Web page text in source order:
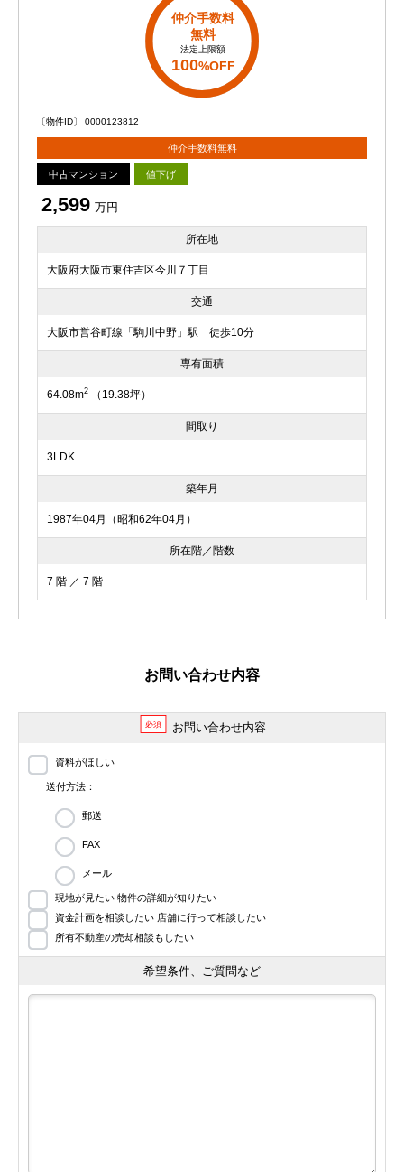
仲介手数料
無料
法定上限額
100%OFF
〔物件ID〕 0000123812
仲介手数料無料
中古マンション 値下げ
2,599 万円
所在地
大阪府大阪市東住吉区今川７丁目
交通
大阪市営谷町線「駒川中野」駅 徒歩10分
専有面積
64.08m2 （19.38坪）
間取り
3LDK
築年月
1987年04月（昭和62年04月）
所在階／階数
7 階 ／ 7 階
お問い合わせ内容
必須 お問い合わせ内容
資料がほしい
送付方法：
郵送
FAX
メール
現地が見たい 物件の詳細が知りたい
資金計画を相談したい 店舗に行って相談したい
所有不動産の売却相談もしたい
希望条件、ご質問など